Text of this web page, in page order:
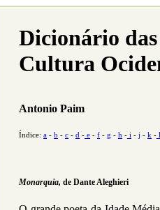
Dicionário
Cultura
Antonio Paim
Índice: a - b - c - d - e - f - g - h - i - j - k - l
Monarquia, de Dante Aleghieri